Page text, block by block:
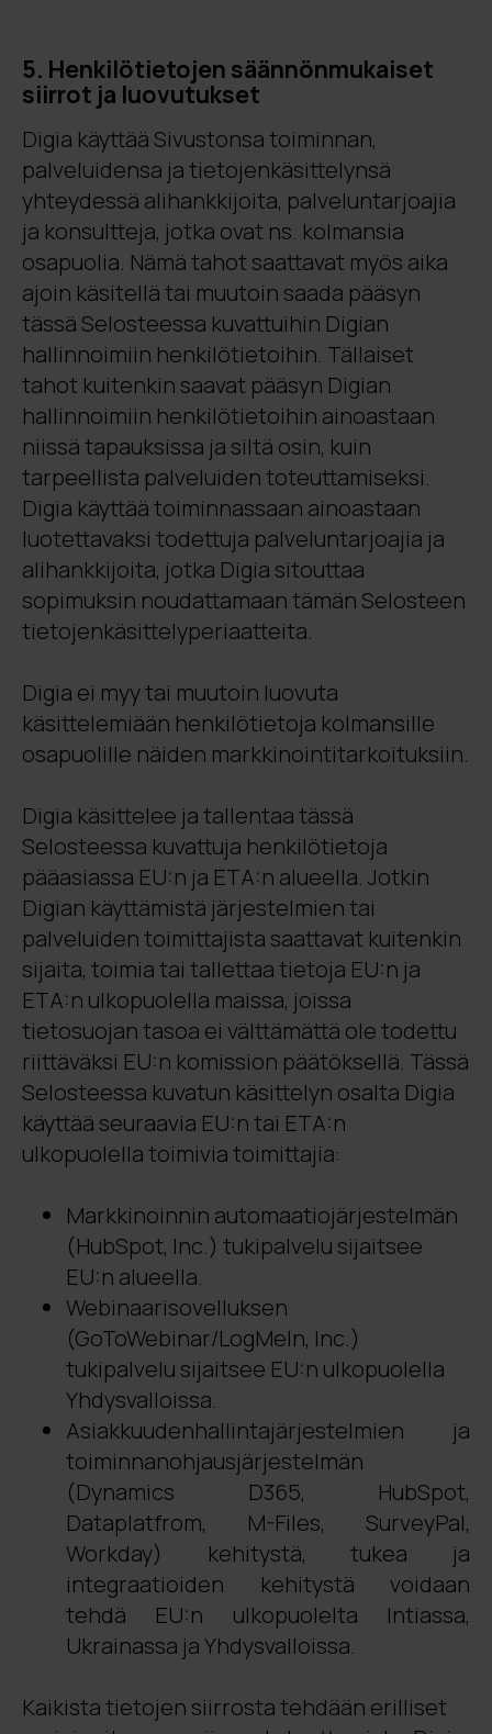
5. Henkilötietojen säännönmukaiset
siirrot ja luovutukset
Digia käyttää Sivustonsa toiminnan,
palveluidensa ja tietojenkäsittelynsä
yhteydessä alihankkijoita, palveluntarjoajia
ja konsultteja, jotka ovat ns. kolmansia
osapuolia. Nämä tahot saattavat myös aika
ajoin käsitellä tai muutoin saada pääsyn
tässä Selosteessa kuvattuihin Digian
hallinnoimiin henkilötietoihin. Tällaiset
tahot kuitenkin saavat pääsyn Digian
hallinnoimiin henkilötietoihin ainoastaan
niissä tapauksissa ja siltä osin, kuin
tarpeellista palveluiden toteuttamiseksi.
Digia käyttää toiminnassaan ainoastaan
luotettavaksi todettuja palveluntarjoajia ja
alihankkijoita, jotka Digia sitouttaa
sopimuksin noudattamaan tämän Selosteen
tietojenkäsittelyperiaatteita.
Digia ei myy tai muutoin luovuta
käsittelemiään henkilötietoja kolmansille
osapuolille näiden markkinointitarkoituksiin.
Digia käsittelee ja tallentaa tässä
Selosteessa kuvattuja henkilötietoja
pääasiassa EU:n ja ETA:n alueella. Jotkin
Digian käyttämistä järjestelmien tai
palveluiden toimittajista saattavat kuitenkin
sijaita, toimia tai tallettaa tietoja EU:n ja
ETA:n ulkopuolella maissa, joissa
tietosuojan tasoa ei välttämättä ole todettu
riittäväksi EU:n komission päätöksellä. Tässä
Selosteessa kuvatun käsittelyn osalta Digia
käyttää seuraavia EU:n tai ETA:n
ulkopuolella toimivia toimittajia:
Markkinoinnin automaatiojärjestelmän
(HubSpot, Inc.) tukipalvelu sijaitsee
EU:n alueella.
Webinaarisovelluksen
(GoToWebinar/LogMeIn, Inc.)
tukipalvelu sijaitsee EU:n ulkopuolella
Yhdysvalloissa.
Asiakkuudenhallintajärjestelmien ja
toiminnanohjausjärjestelmän
(Dynamics D365, HubSpot,
Dataplatfrom, M-Files, SurveyPal,
Workday) kehitystä, tukea ja
integraatioiden kehitystä voidaan
tehdä EU:n ulkopuolelta Intiassa,
Ukrainassa ja Yhdysvalloissa.
Kaikista tietojen siirrosta tehdään erilliset